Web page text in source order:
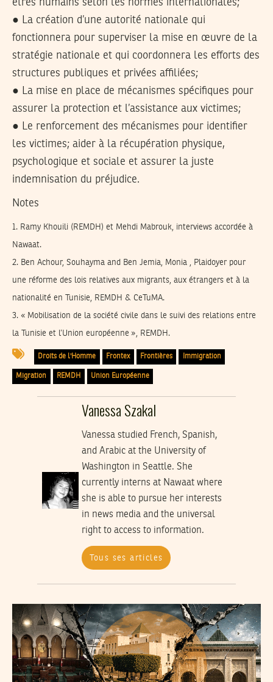
êtres humains selon les normes internationales;
● La création d’une autorité nationale qui
fonctionnera pour superviser la mise en œuvre de la
stratégie nationale et qui coordonnera les efforts des
structures publiques et privées affiliées;
● La mise en place de mécanismes spécifiques pour
assurer la protection et l’assistance aux victimes;
● Le renforcement des mécanismes pour identifier
les victimes; aider à la récupération physique,
psychologique et sociale et assurer la juste
indemnisation du préjudice.
Notes
1. Ramy Khouili (REMDH) et Mehdi Mabrouk, interviews accordée à
Nawaat.
2. Ben Achour, Souhayma and Ben Jemia, Monia , Plaidoyer pour
une réforme des lois relatives aux migrants, aux étrangers et à la
nationalité en Tunisie, REMDH & CeTuMA.
3. « Mobilisation de la société civile dans le suivi des relations entre
la Tunisie et l’Union européenne », REMDH.
Droits de l'Homme Frontex Frontières Immigration
Migration REMDH Union Européenne
Vanessa Szakal
Vanessa studied French, Spanish,
and Arabic at the University of
Washington in Seattle. She
currently interns at Nawaat where
she is able to pursue her interests
in news media and the universal
right to access to information.
Tous ses articles